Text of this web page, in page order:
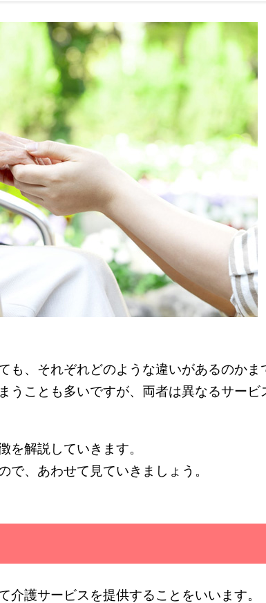
も、それぞれどのような違いがあるのかま
ことも多いですが、両者は異なるサービ
を解説していきます。
、あわせて見ていきましょう。
護サービスを提供することをいいます。